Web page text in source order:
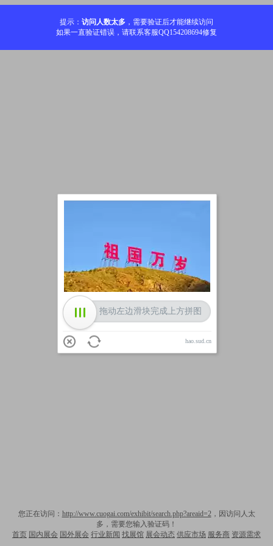
提示： 访问人数太多 ，需要验证后才能继续访问
如果一直验证错误，请联系客服QQ154208694修复
您正在访问： http://www.cuogai.com/exhibit/search.php?areaid=2，因访问人太
多，需要您输入验证码！
首页 国内展会 国外展会 行业新闻 找展馆 展会动态 供应市场 服务商 资源需求
拖动左边滑块完成上方拼图
hao.sud.cn